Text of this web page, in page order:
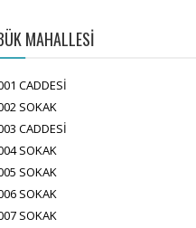
MAHALLESİ
CADDESİ
SOKAK
CADDESİ
SOKAK
SOKAK
SOKAK
SOKAK